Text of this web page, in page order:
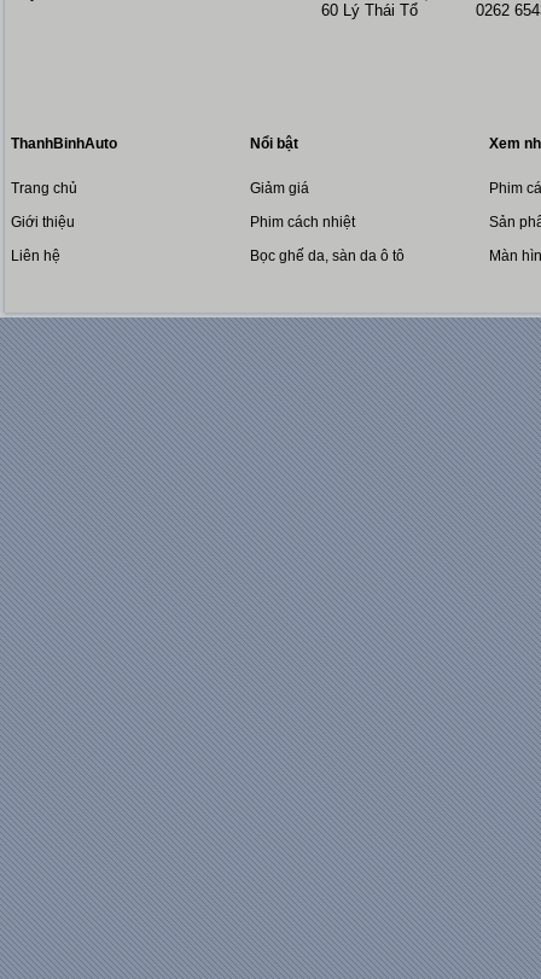
60 Lý Thái Tổ 0262
ThanhBinhAuto
Trang chủ
Giới thiệu
Liên hệ
Nổi bật
Giảm giá
Phim cách nhiệt
Bọc ghế da, sàn da ô tô
Xem
Phim
Sản
Màn